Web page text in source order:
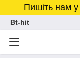
Пишіть нам
Bt-hit